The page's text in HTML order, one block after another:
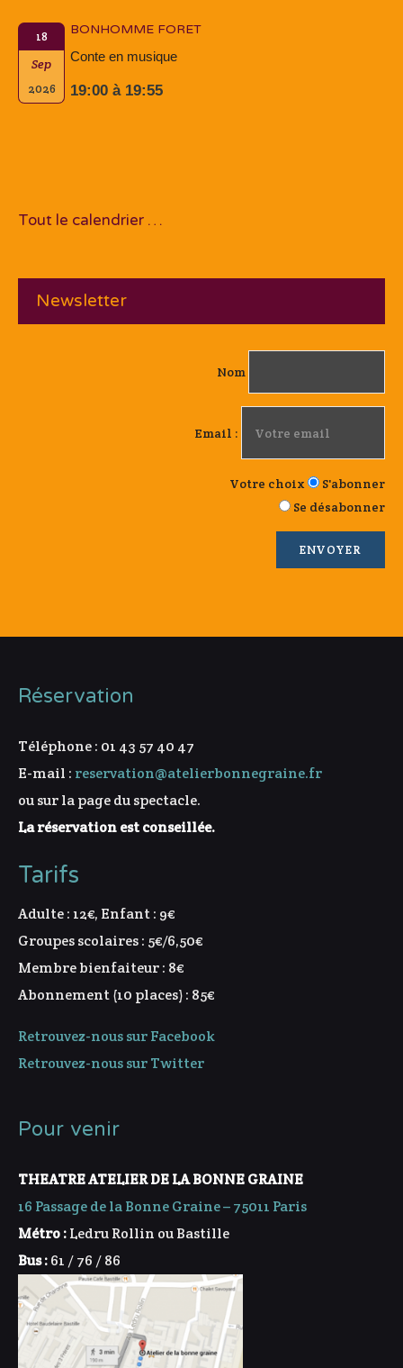
18
Sep
2026
BONHOMME FORET
Conte en musique
19:00 à 19:55
Tout le calendrier …
Newsletter
Nom
Email :
Votre choix
S'abonner
Se désabonner
Réservation
Téléphone : 01 43 57 40 47
E-mail : reservation@atelierbonnegraine.fr
ou sur la page du spectacle.
La réservation est conseillée.
Tarifs
Adulte : 12€, Enfant : 9€
Groupes scolaires : 5€/6,50€
Membre bienfaiteur : 8€
Abonnement (10 places) : 85€
Retrouvez-nous sur Facebook
Retrouvez-nous sur Twitter
Pour venir
THEATRE ATELIER DE LA BONNE GRAINE
16 Passage de la Bonne Graine – 75011 Paris
Métro :Ledru Rollin ou Bastille
Bus :61 / 76 / 86